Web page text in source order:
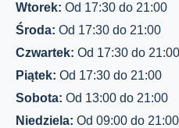
Wtorek: Od 17:30 do 21:00
Środa: Od 17:30 do 21:00
Czwartek: Od 17:30 do 21:00
Piątek: Od 17:30 do 21:00
Sobota: Od 13:00 do 21:00
Niedziela: Od 09:00 do 21:00